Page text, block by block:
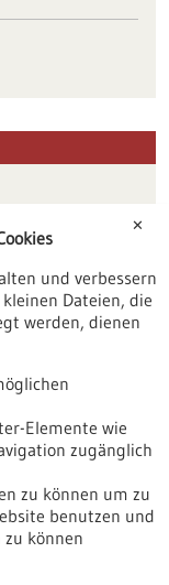
✕
und verbessern
Dateien, die
werden, dienen
Elemente wie
zugänglich
zu können um zu
benutzen und
können